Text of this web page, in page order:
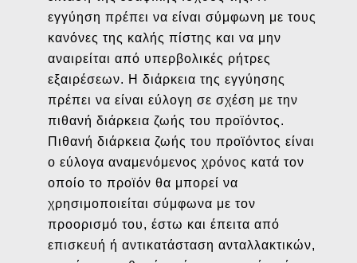
εγγύηση πρέπει να είναι σύμφωνη με τους
κανόνες της καλής πίστης και να μην
αναιρείται από υπερβολικές ρήτρες
εξαιρέσεων. Η διάρκεια της εγγύησης
πρέπει να είναι εύλογη σε σχέση με την
πιθανή διάρκεια ζωής του προϊόντος.
Πιθανή διάρκεια ζωής του προϊόντος είναι
ο εύλογα αναμενόμενος χρόνος κατά τον
οποίο το προϊόν θα μπορεί να
χρησιμοποιείται σύμφωνα με τον
προορισμό του, έστω και έπειτα από
επισκευή ή αντικατάσταση ανταλλακτικών,